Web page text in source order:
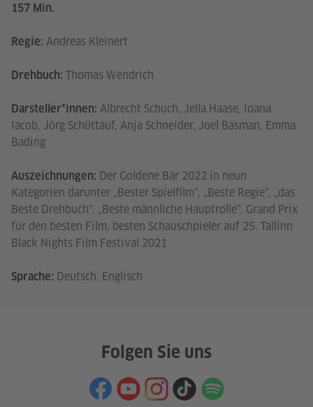
157 Min.
Regie: Andreas Kleinert
Drehbuch: Thomas Wendrich
Darsteller*innen: Albrecht Schuch, Jella Haase, Ioana
Iacob, Jörg Schüttauf, Anja Schneider, Joel Basman, Emma
Bading
Auszeichnungen: Der Goldene Bär 2022 in neun
Kategorien darunter „Bester Spielfilm“, „Beste Regie“, „das
Beste Drehbuch“, „Beste männliche Hauptrolle“. Grand Prix
für den besten Film, besten Schauschpieler auf 25. Tallinn
Black Nights Film Festival 2021
Sprache: Deutsch, Englisch
Folgen Sie uns